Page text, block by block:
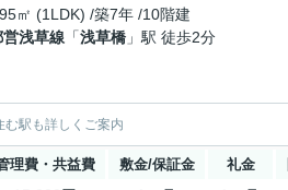
㎡ (1LDK) /築7年 /10階建
営浅草線 「浅草橋 」駅 徒歩2分
む駅も詳しくご案内
理費・共益費 敷金/保証金 礼金